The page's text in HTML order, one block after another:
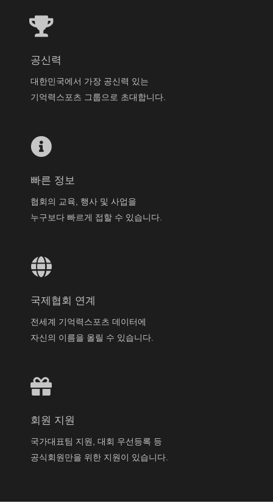
공신력
대한민국에서 가장 공신력 있는
기억력스포츠 그룹으로 초대합니다.
빠른 정보
협회의 교육, 행사 및 사업을
누구보다 빠르게 접할 수 있습니다.
국제협회 연계
전세계 기억력스포츠 데이터에
자신의 이름을 올릴 수 있습니다.
회원 지원
국가대표팀 지원, 대회 우선등록 등
공식회원만을 위한 지원이 있습니다.